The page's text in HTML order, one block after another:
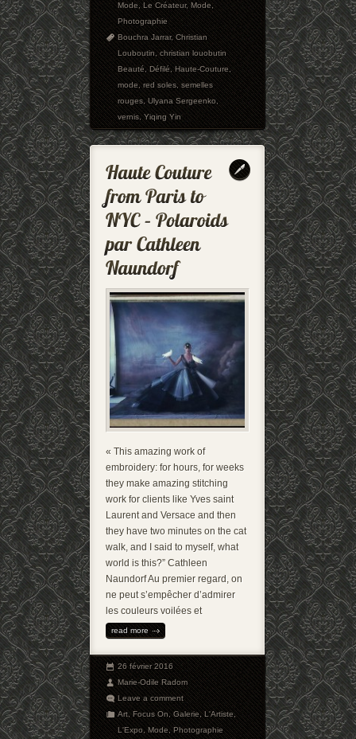
Mode,Le Créateur,Mode,
Photographie
Bouchra Jarrar,Christian
Louboutin,christian louobutin
Beauté,Défilé,Haute-Couture,
mode,red soles,semelles
rouges,Ulyana Sergeenko,
vernis,Yiqing Yin
« This amazing work of
embroidery: for hours, for weeks
they make amazing stitching
work for clients like Yves saint
Laurent and Versace and then
they have two minutes on the cat
walk, and I said to myself, what
world is this?” Cathleen
Naundorf Au premier regard, on
ne peut s’empêcher d’admirer
les couleurs voilées et
read more
26 février 2016
Marie-Odile Radom
Leave a comment
Art,Focus On,Galerie,L'Artiste,
L'Expo,Mode,Photographie